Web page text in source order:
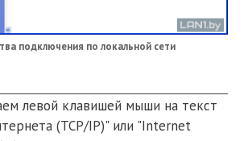
подключения по локальной сети
левой клавишей мыши на текст
(TCP/IP)" или "Internet